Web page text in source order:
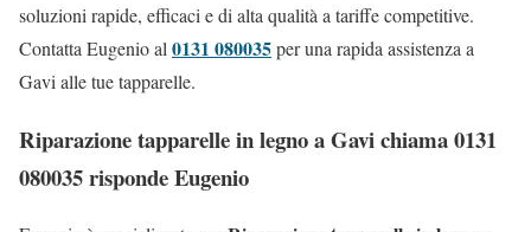
soluzioni rapide, efficaci e di alta qualità a tariffe competitive.
Contatta Eugenio al 0131 080035per una rapida assistenza a
Gavi alle tue tapparelle.
Riparazione tapparelle in legno a Gavi chiama 0131
080035 risponde Eugenio